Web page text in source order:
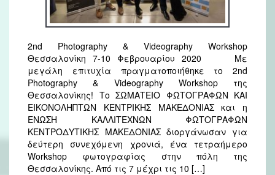
2nd Photography & Videography Workshop
Θεσσαλονίκη 7-10 Φεβρουαρίου 2020 Με
μεγάλη επιτυχία πραγματοποιήθηκε το 2nd
Photography & Videography Workshop της
Θεσσαλονίκης! Το ΣΩΜΑΤΕΙΟ ΦΩΤΟΓΡΑΦΩΝ ΚΑΙ
ΕΙΚΟΝΟΛΗΠΤΩΝ ΚΕΝΤΡΙΚΗΣ ΜΑΚΕΔΟΝΙΑΣ και η
ΕΝΩΣΗ ΚΑΛΛΙΤΕΧΝΩΝ ΦΩΤΟΓΡΑΦΩΝ
ΚΕΝΤΡΟΔΥΤΙΚΗΣ ΜΑΚΕΔΟΝΙΑΣ διοργάνωσαν για
δεύτερη συνεχόμενη χρονιά, ένα τετραήμερο
Workshop φωτογραφίας στην πόλη της
Θεσσαλονίκης. Από τις 7 μέχρι τις 10 […]